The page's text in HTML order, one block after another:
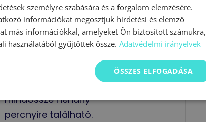
már kevés szállás tud ilyen
szinten biztosítani. A hotel
ingyenes parkolója óriási
fel a szigetet, La Orotava
történelmi városa pedig
mindössze néhány
percnyire található.
személyre szabására és a forgalom elemzésére.
információkat megosztjuk hirdetési és elemző
más információkkal, amelyeket Ön biztosított számukra,
használatából gyűjtöttek össze. Adatvédelmi irányelvek
ÖSSZES ELFOGADÁSA